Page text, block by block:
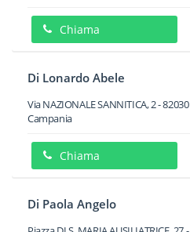
Chiama
Di Lonardo Abele
Via NAZIONALE SANNITICA, 2-82030
Campania
Chiama
Di Paola Angelo